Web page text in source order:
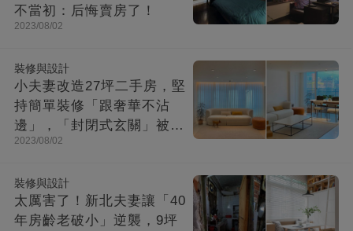
不當初：后悔賣房了！
2023/08/02
裝修與設計
小夫妻改造27坪二手房，堅
持簡單裝修「跟奢華不沾
邊」，「封閉式玄關」被贊
爆：這就是夢想中的家！
2023/08/02
裝修與設計
太厲害了！新北夫妻讓「40
年房齡老破小」逆襲，9坪